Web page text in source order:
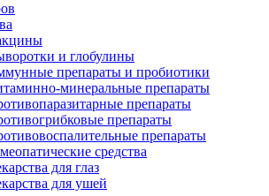
и глобулины
препараты и пробиотики
минеральные препараты
препараты
препараты
препараты
средства
для глаз
для ушей